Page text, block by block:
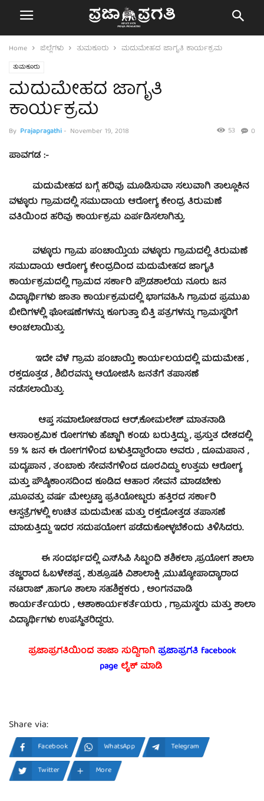
Home ಜಿಲ್ಲೆಗಳು ತುಮಕೂರು ಮದುಮೇಹದ ಜಾಗೃತಿ ಕಾರ್ಯಕ್ರಮ
ತುಮಕೂರು
ಮದುಮೇಹದ ಜಾಗೃತಿ
ಕಾರ್ಯಕ್ರಮ
By Prajapragathi- November 19, 2018 0
53
ಪಾವಗಡ :-
ಮದುಮೇಹದ ಬಗ್ಗೆ ಹರಿವು ಮೂಡಿಸುವಾ ಸಲುವಾಗಿ ತಾಲ್ಲೂಕಿನ
ವಳ್ಳೂರು ಗ್ರಾಮದಲ್ಲಿ ಸಮುದಾಯ ಆರೋಗ್ಯ ಕೇಂದ್ರ ತಿರುಮಣೆ
ವತಿಯಿಂದ ಹರಿವು ಕಾರ್ಯಕ್ರಮ ಏರ್ಪಡಿಸಲಾಗಿತ್ತು.
ವಳ್ಳೂರು ಗ್ರಾಮ ಪಂಚಾಯ್ತಿಯ ವಳ್ಳೂರು ಗ್ರಾಮದಲ್ಲಿ ತಿರುಮಣೆ
ಸಮುದಾಯ ಆರೋಗ್ಯ ಕೇಂದ್ರದಿಂದ ಮದುಮೇಹದ ಜಾಗೃತಿ
ಕಾರ್ಯಕ್ರಮದಲ್ಲಿ ಗ್ರಾಮದ ಸರ್ಕಾರಿ ಪ್ರೌಡಶಾಲೆಯ ನೂರು ಜನ
ವಿದ್ಯಾರ್ಥಿಗಳು ಜಾತಾ ಕಾರ್ಯಕ್ರಮದಲ್ಲಿ ಭಾಗವಹಿಸಿ ಗ್ರಾಮದ ಪ್ರಮುಖ
ಬೀದಿಗಳಲ್ಲಿ ಘೋಷಣೆಗಳನ್ನು ಕೂಗುತ್ತಾ ಬಿತ್ತಿ ಪತ್ರಗಳನ್ನು ಗ್ರಾಮಸ್ಥರಿಗೆ
ಅಂಚಲಾಯಿತ್ತು.
ಇದೇ ವೆಳೆ ಗ್ರಾಮ ಪಂಚಾಯ್ತಿ ಕಾರ್ಯಲಯದಲ್ಲಿ ಮದುಮೇಹ ,
ರಕ್ತದೂತ್ತಡ , ಶಿಬಿರವನ್ನು ಆಯೋಜಿಸಿ ಜನತೆಗೆ ತಪಾಸಣೆ
ನಡೆಸಲಾಯಿತ್ತು.
ಆಪ್ತ ಸಮಾಲೋಚರಾದ ಆರ್,ಕೋಮಲೇಶ್ ಮಾತನಾಡಿ
ಆಸಾಂಕ್ರಮಿಕ ರೋಗಗಳು ಹೆಚ್ಚಾಗಿ ಕಂಡು ಬರುತ್ತಿದ್ದು , ಪ್ರಸ್ತುತ ದೇಶದಲ್ಲಿ
59 % ಜನ ಈ ರೋಗಗಳಿಂದ ಬಳುತ್ತಿದ್ದಾರೆಂದಾ ಅವರು , ದೂಮಪಾನ ,
ಮದ್ಯಪಾನ , ತಂಬಾಕು ಸೇವನೆಗಳಿಂದ ದೂರವಿದ್ದು ಉತ್ತಮ ಆರೋಗ್ಯ
ಮತ್ತು ಪೌಷ್ಠಿಕಾಂಸದಿಂದ ಕೂಡಿದ ಆಹಾರ ಸೇವನೆ ಮಾಡಬೇಕು
,ಮೂವತ್ತು ವರ್ಷ ಮೇಲ್ಪಟ್ಟಾ ಪ್ರತಿಯೋಬ್ಬರು ಹತ್ತಿರದ ಸರ್ಕಾರಿ
ಆಸ್ಪತ್ರೆಗಳಲ್ಲಿ ಉಚಿತ ಮದುಮೇಹ ಮತ್ತು ರಕ್ತದೋತ್ತಡ ತಪಾಸಣೆ
ಮಾಡುತ್ತಿದ್ದು ಇದರ ಸದುಪಯೋಗ ಪಡೆದುಕೋಳ್ಳಬೆಕೆಂದು ತಿಳಿಸಿದರು.
ಈ ಸಂದರ್ಭದಲ್ಲಿ ಎಸ್‍ಸಿಪಿ ಸಿಬ್ಬಂದಿ ಶಶಿಕಲಾ ,ಪ್ರಯೋಗ ಶಾಲಾ
ತಜ್ಣರಾದ ಓಬಳೇಶಪ್ಪ , ಶುಶ್ರೂಷಕಿ ವಿಶಾಲಾಕ್ಷಿ ,ಮುಖ್ಯೋಪಾದ್ಯಾರಾದ
ನಟರಾಜ್ ,ಹಾಗೂ ಶಾಲಾ ಸಹಶಿಕ್ಷಕರು , ಅಂಗನವಾಡಿ
ಕಾರ್ಯರ್ತೆಯರು , ಆಶಾಕಾರ್ಯಕರ್ತೆಯರು , ಗ್ರಾಮಸ್ಥರು ಮತ್ತು ಶಾಲಾ
ವಿದ್ಯಾರ್ಥಿಗಳು ಉಪಸ್ಥಿತರಿದ್ದರು.
ಪ್ರಜಾಪ್ರಗತಿಯಿಂದ ತಾಜಾ ಸುದ್ದಿಗಾಗಿಪ್ರಜಾಪ್ರಗತಿ facebook
page ಲೈಕ್ ಮಾಡಿ
Share via:
Facebook WhatsApp
Telegram
Twitter
More